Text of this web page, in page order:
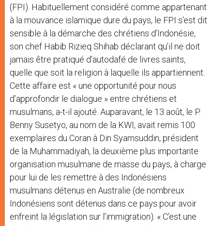
(FPI). Habituellement considéré comme appartenant
à la mouvance islamique dure du pays, le FPI s’est dit
sensible à la démarche des chrétiens d’Indonésie,
son chef Habib Rizieq Shihab déclarant qu’il ne doit
jamais être pratiqué d’autodafé de livres saints,
quelle que soit la religion à laquelle ils appartiennent.
Cette affaire est « une opportunité pour nous
d’approfondir le dialogue » entre chrétiens et
musulmans, a-t-il ajouté. Auparavant, le 13 août, le P.
Benny Susetyo, au nom de la KWI, avait remis 100
exemplaires du Coran à Din Syamsuddin, président
de la Muhammadiyah, la deuxième plus importante
organisation musulmane de masse du pays, à charge
pour lui de les remettre à des Indonésiens
musulmans détenus en Australie (de nombreux
Indonésiens sont détenus dans ce pays pour avoir
enfreint la législation sur l’immigration). « C’est une